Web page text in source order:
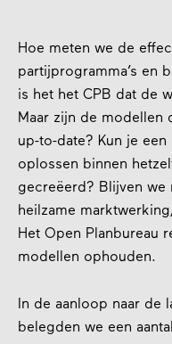
Hoe meten we de
partijprogramma’s en
is het het CPB dat de
Maar zijn de modellen
up-to-date? Kun je
oplossen binnen
gecreëerd? Blijven
heilzame
Het Open Planbureau
modellen ophouden.
In de aanloop naar de
belegden we een